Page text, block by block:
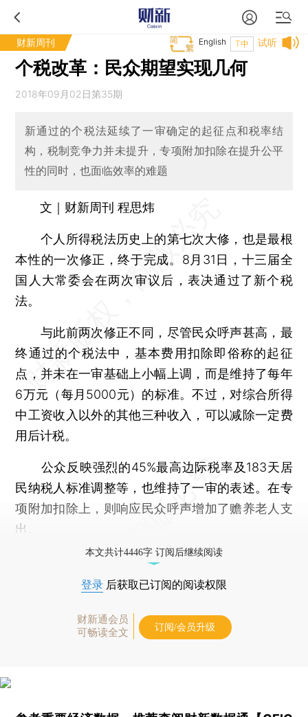
财新周刊 试听
T中
English
个税改革：民众期望实现几何
2018年09月02日第35期
新通过的个税法延续了一审确定的起征点和税率结
构，税制竞争力并未提升，专项附加扣除在提升公平
性的同时，也面临效率的难题
文｜财新周刊 程思炜
个人所得税法历史上的第七次大修，也是最根
本性的一次修正，终于完成。8月31日，十三届全
国人大常委会在两次审议后，表决通过了新个税
法。
与此前两次修正不同，尽管民众呼声甚高，最
终通过的个税法中，基本费用扣除即俗称的起征
点，并未在一审基础上小幅上调，而是维持了每年
6万元（每月5000元）的标准。不过，对综合所得
中工资收入以外的其他三种收入，可以减除一定费
用后计税。
公众反映强烈的45%最高边际税率及183天居
民纳税人标准调整等，也维持了一审的表述。在专
项附加扣除上，则响应民众呼声增加了赡养老人支
出。
本文共计4446字 订阅后继续阅读
登录 后获取已订阅的阅读权限
财新通会员
可畅读全文
订阅/会员升级